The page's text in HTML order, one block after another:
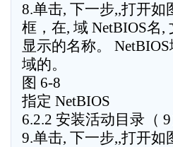
8.单击, 下一步,,打开如
框，在, 域 NetBIOS名
显示的名称。
域的。
图 6-8
指定 NetBIOS
6.2.2 安装活动目录（ 9
9.单击, 下一步,,打开